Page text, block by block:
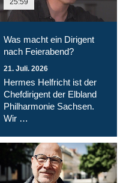
Was macht ein Dirigent
nach Feierabend?
21. Juli. 2026
Hermes Helfricht ist der
Chefdirigent der Elbland
Philharmonie Sachsen.
Wir …